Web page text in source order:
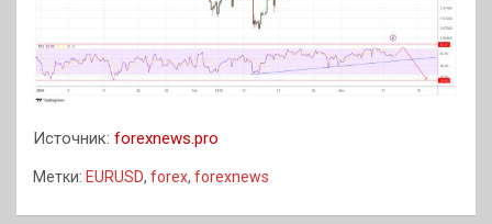
Источник: forexnews.pro
Метки: EURUSD, forex, forexnews